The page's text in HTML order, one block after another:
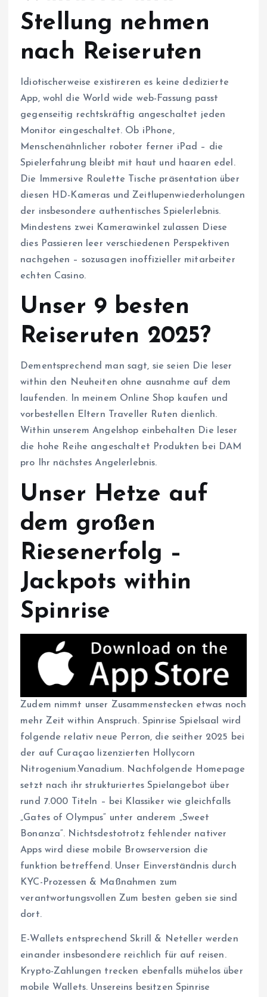
Stellung nehmen
nach Reiseruten
Idiotischerweise existireren es keine dedizierte
App, wohl die World wide web-Fassung passt
gegenseitig rechtskräftig angeschaltet jeden
Monitor eingeschaltet. Ob iPhone,
Menschenähnlicher roboter ferner iPad – die
Spielerfahrung bleibt mit haut und haaren edel.
Die Immersive Roulette Tische präsentation über
diesen HD-Kameras und Zeitlupenwiederholungen
der insbesondere authentisches Spielerlebnis.
Mindestens zwei Kamerawinkel zulassen Diese
dies Passieren leer verschiedenen Perspektiven
nachgehen – sozusagen inoffizieller mitarbeiter
echten Casino.
Unser 9 besten
Reiseruten 2025?
Dementsprechend man sagt, sie seien Die leser
within den Neuheiten ohne ausnahme auf dem
laufenden. In meinem Online Shop kaufen und
vorbestellen Eltern Traveller Ruten dienlich.
Within unserem Angelshop einbehalten Die leser
die hohe Reihe angeschaltet Produkten bei DAM
pro Ihr nächstes Angelerlebnis.
Unser Hetze auf
dem großen
Riesenerfolg –
Jackpots within
Spinrise
Zudem nimmt unser Zusammenstecken etwas noch
mehr Zeit within Anspruch. Spinrise Spielsaal wird
folgende relativ neue Perron, die seither 2025 bei
der auf Curaçao lizenzierten Hollycorn
Nitrogenium.Vanadium. Nachfolgende Homepage
setzt nach ihr strukturiertes Spielangebot über
rund 7.000 Titeln – bei Klassiker wie gleichfalls
„Gates of Olympus“ unter anderem „Sweet
Bonanza“. Nichtsdestotrotz fehlender nativer
Apps wird diese mobile Browserversion die
funktion betreffend. Unser Einverständnis durch
KYC-Prozessen & Maßnahmen zum
verantwortungsvollen Zum besten geben sie sind
dort.
E-Wallets entsprechend Skrill & Neteller werden
einander insbesondere reichlich für auf reisen.
Krypto-Zahlungen trecken ebenfalls mühelos über
mobile Wallets. Unsereins besitzen Spinrise